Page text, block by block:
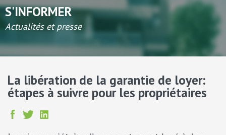
S'INFORMER
Actualités et presse
La libération de la garantie de loyer:
étapes à suivre pour les propriétaires